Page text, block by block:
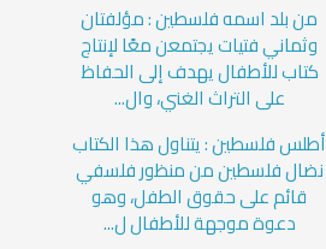
من بلد اسمه فلسطين : مؤلفتان
وثماني فتيات يجتمعن معًا لإنتاج
كتاب للأطفال يهدف إلى الحفاظ
على التراث الغني، وال...
أطلس فلسطين : يتناول هذا الكتاب
نضال فلسطين من منظور فلسفي
قائم على حقوق الطفل، وهو
دعوة موجهة للأطفال ل...